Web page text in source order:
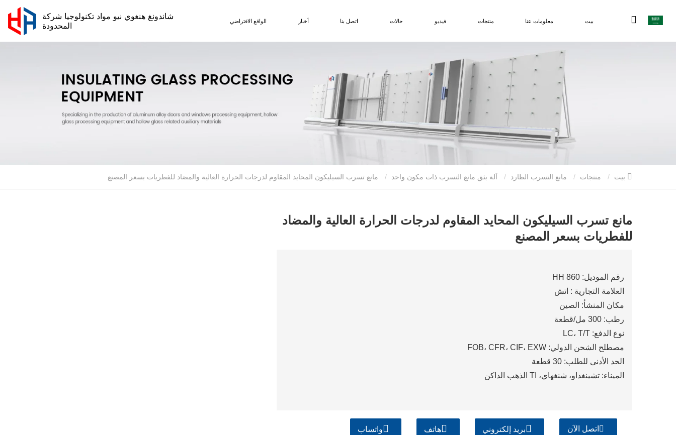
شاندونغ هنغوي نيو مواد تكنولوجيا شركة
المحدودة
بيت معلومات عنا منتجات فيديو حالات اتصل بنا أخبار الواقع الافتراضي
منتجات مانع التسرب الطارد آلة بثق مانع التسرب ذات مكون واحد
مانع تسرب السيليكون المحايد المقاوم لدرجات الحرارة العالية والمضاد
للفطريات بسعر المصنع
رقم الموديل: HH 860
العلامة التجارية : اتش
مكان المنشأ: الصين
رطب: 300 مل/قطعة
نوع الدفع: LC، T/T
مصطلح الشحن الدولي: FOB، CFR، CIF، EXW
الحد الأدنى للطلب: 30 قطعة
الميناء: تشينغداو، شنغهاي، TI الذهب الداكن
اتصل الآن بريد إلكتروني هاتف واتساب